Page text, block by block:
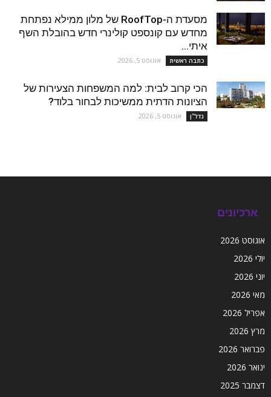
מסעדת ה-RoofTop של מלון ממילא נפתחת
מחדש עם קונספט קולינרי חדש בהובלת השף
איתי...
כתבה ראשית אוגוסט 5, 2026
הכי קרוב לבית: למה המשפחות הצעירות של
הציונות הדתית ממשיכות לבחור בלוד?
נדל''ן אוגוסט 5, 2026
ארכיונים
אוגוסט 2026
יולי 2026
יוני 2026
מאי 2026
אפריל 2026
מרץ 2026
פברואר 2026
ינואר 2026
דצמבר 2025